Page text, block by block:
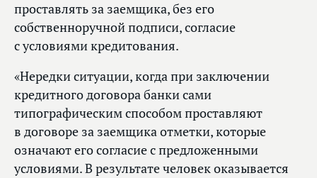
проставлять за заемщика, без его
собственноручной подписи, согласие
с условиями кредитования.
«Нередки ситуации, когда при заключении
кредитного договора банки сами
типографическим способом проставляют
в договоре за заемщика отметки, которые
означают его согласие с предложенными
условиями. В результате человек оказывается